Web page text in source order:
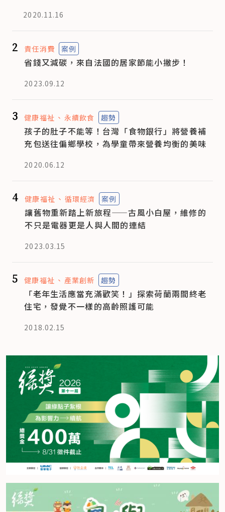
2020.11.16
2 責任消費 案例
省錢又減碳，來自法國的居家節能小撇步！
2023.09.12
3 健康福祉 永續飲食 趨勢
孩子的肚子不能等！台灣「食物銀行」將營養補
充包送往偏鄉學校，為學童帶來營養均衡的美味
2020.06.12
4 健康福祉 循環經濟 案例
讓舊物重新踏上新旅程——古風小白屋，維修的
不只是電器更是人與人間的連結
2023.03.15
5 健康福祉 產業創新 趨勢
「老年生活應當充滿歡笑！」探索荷蘭兩間終老
住宅，發覺不一樣的高齡照護可能
2018.02.15